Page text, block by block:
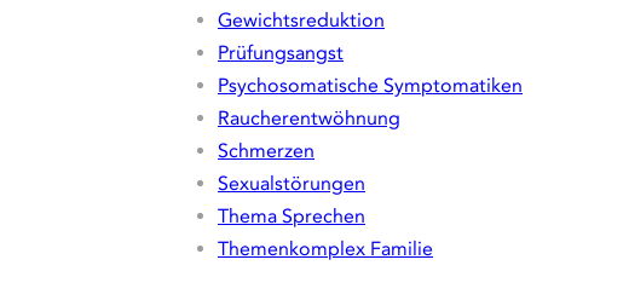
Gewichtsreduktion
Prüfungsangst
Psychosomatische Symptomatiken
Raucherentwöhnung
Schmerzen
Sexualstörungen
Thema Sprechen
Themenkomplex Familie